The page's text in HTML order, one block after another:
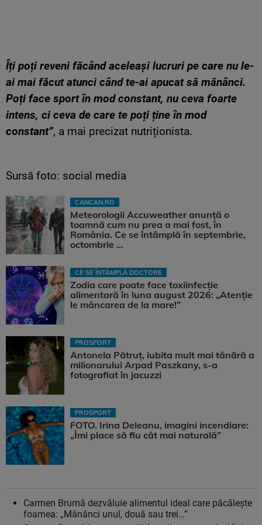
Îți poți reveni făcând aceleași lucruri pe care nu le-
ai mai făcut atunci când te-ai apucat să mănânci.
Poți face sport în mod constant, nu ceva foarte
intens, ci ceva de care te poți ține în mod
constant”, a mai precizat nutriționista.
Sursă foto: social media
CANCAN.RO
Meteorologii Accuweather anunță o
toamnă cum nu prea a mai fost, în
România. Ce se întâmplă în septembrie,
octombrie ...
CE SE ÎNTÂMPLĂ DOCTORE
Zodia care poate face toxiinfecție
alimentară în luna august 2026: „Atenție
le mâncarea de la mare!”
PROSPORT
Antonela Pătruț, iubita mult mai tânără a
milionarului Arpad Paszkany, s-a
fotografiat în jacuzzi
PROSPORT
FOTO. Irina Deleanu, imagini incendiare:
„Îmi place să fiu cât mai naturală”
Carmen Brumă dezvăluie alimentul ideal care păcăleşte
foamea: „Mănânci unul, două sau trei…”